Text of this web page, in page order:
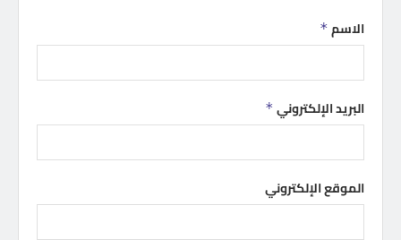
الاسم *
البريد الإلكتروني *
الموقع الإلكتروني